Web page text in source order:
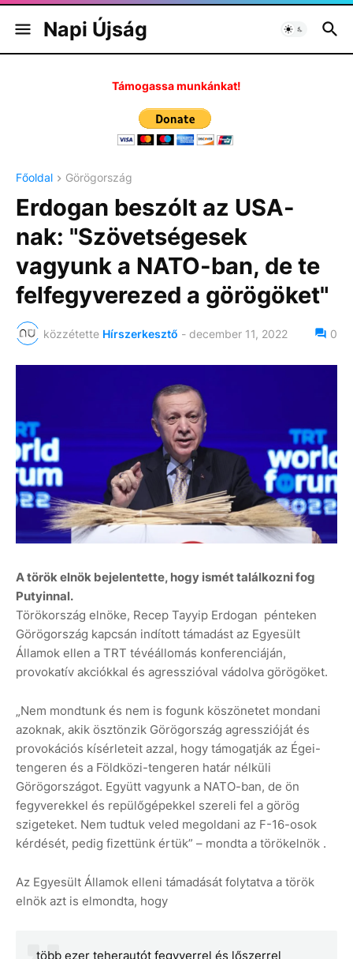
Napi Újság
Támogassa munkánkat!
Főoldal Görögország
Erdogan beszólt az USA-
nak: "Szövetségesek
vagyunk a NATO-ban, de te
felfegyverezed a görögöket"
közzétette Hírszerkesztő - december 11, 2022 0
A török elnök bejelentette, hogy ismét találkozni fog
Putyinnal.
Törökország elnöke, Recep Tayyip Erdogan pénteken
Görögország kapcsán indított támadást az Egyesült
Államok ellen a TRT tévéállomás konferenciáján,
provokatív akciókkal és agresszióval vádolva görögöket.
„Nem mondtunk és nem is fogunk köszönetet mondani
azoknak, akik ösztönzik Görögország agresszióját és
provokációs kísérleteit azzal, hogy támogatják az Égei-
tengeren és a Földközi-tengeren határ nélküli
Görögországot. Együtt vagyunk a NATO-ban, de ön
fegyverekkel és repülőgépekkel szereli fel a görög
szigeteket. Nem tudtuk veled megoldani az F-16-osok
kérdését, pedig fizettünk értük” – mondta a török ​​elnök .
Az Egyesült Államok elleni támadását folytatva a török ​​
elnök azt is elmondta, hogy
„több ezer teherautót fegyverrel és lőszerrel